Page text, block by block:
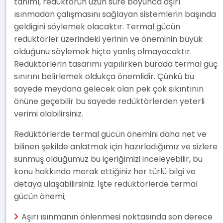
ısınmadan çalışmasını sağlayan sistemlerin başında
geldigini söylemek olacaktır. Termal gücün
redüktörler üzerindeki yerinin ve öneminin büyük
olduğunu söylemek hiçte yanlış olmayacaktır.
Redüktörlerin tasarımı yapılırken burada termal güç
sınırını belirlemek oldukça önemlidir. Çünkü bu
sayede meydana gelecek olan pek çok sıkıntının
önüne geçebilir bu sayede redüktörlerden yeterli
verimi alabilirsiniz.
Redüktörlerde termal gücün önemini daha net ve
bilinen şekilde anlatmak için hazırladığımız ve sizlere
sunmuş olduğumuz bu içeriğimizi inceleyebilir, bu
konu hakkında merak ettiğiniz her türlü bilgi ve
detaya ulaşabilirsiniz. İşte redüktörlerde termal
gücün önemi;
Aşırı ısınmanın önlenmesi noktasında son derece